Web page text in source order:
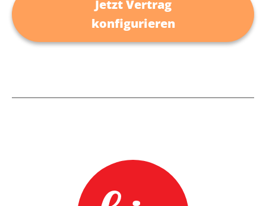
Jetzt Vertrag
konfigurieren